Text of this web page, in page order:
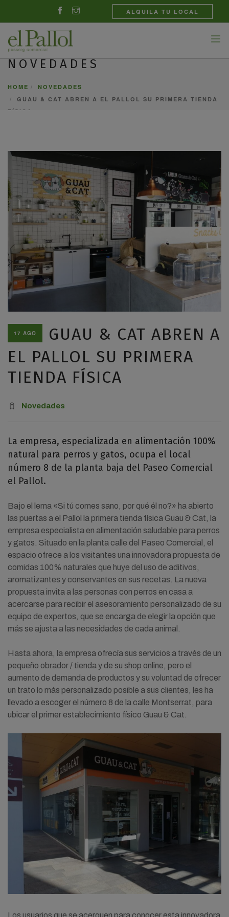
ALQUILA TU LOCAL
NOVEDADES
CASTELLANO
NOVEDADES
HOME
NOVEDADES
GUAU & CAT ABREN A EL PALLOL SU PRIMERA TIENDA
FÍSICA
17 AGO
GUAU & CAT ABREN A
EL PALLOL SU PRIMERA
TIENDA FÍSICA
Novedades
La empresa, especializada en alimentación 100%
natural para perros y gatos, ocupa el local
número 8 de la planta baja del Paseo Comercial
el Pallol.
Bajo el lema «Si tú comes sano, por qué él no?» ha abierto
las puertas a el Pallol la primera tienda física Guau & Cat, la
empresa especialista en alimentación saludable para perros
y gatos. Situado en la planta calle del Paseo Comercial, el
espacio ofrece a los visitantes una innovadora propuesta de
comidas 100% naturales que huye del uso de aditivos,
aromatizantes y conservantes en sus recetas. La nueva
propuesta invita a las personas con perros en casa a
acercarse para recibir el asesoramiento personalizado de su
equipo de expertos, que se encarga de elegir la opción que
más se ajusta a las necesidades de cada animal.
Hasta ahora, la empresa ofrecía sus servicios a través de un
pequeño obrador / tienda y de su shop online, pero el
aumento de demanda de productos y su voluntad de ofrecer
un trato lo más personalizado posible a sus clientes, les ha
llevado a escoger el número 8 de la calle Montserrat, para
ubicar el primer establecimiento físico Guau & Cat.
Los usuarios que se acerquen para conocer esta innovadora